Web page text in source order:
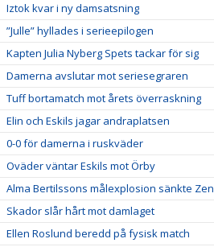
Iztok kvar i ny damsatsning
”Julle” hyllades i serieepilogen
Kapten Julia Nyberg Spets tackar för sig
Damerna avslutar mot seriesegraren
Tuff bortamatch mot årets överraskning
Elin och Eskils jagar andraplatsen
0-0 för damerna i ruskväder
Oväder väntar Eskils mot Örby
Alma Bertilssons målexplosion sänkte
Skador slår hårt mot damlaget
Ellen Roslund beredd på fysisk match